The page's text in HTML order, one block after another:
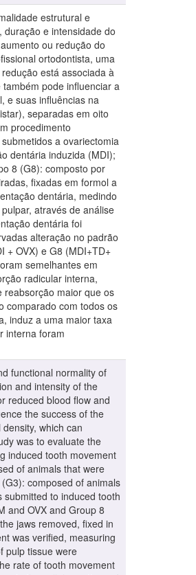
estrutural e
e intensidade do
ou redução do
ortodontista, uma
está associada à
pode influenciar a
e suas influências na
separadas em oito
procedimento
a ovariectomia
dentária induzida (MDI);
8 (G8): composto por
fixadas em formol a
dentária, medindo
através de análise
dentária foi
alteração no padrão
+ OVX) e G8 (MDI+TD+
semelhantes em
radicular interna,
reabsorção maior que os
comparado com todos os
induz a uma maior taxa
interna foram
functional normality of
and intensity of the
reduced blood flow and
the success of the
which can
was to evaluate the
induced tooth movement
of animals that were
composed of animals
to induced tooth
and OVX and Group 8
jaws removed, fixed in
was verified, measuring
pulp tissue were
rate of tooth movement